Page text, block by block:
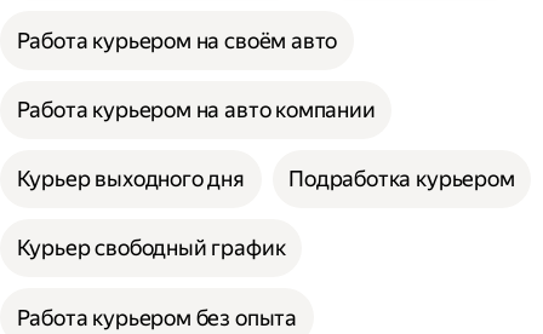
Работа курьером на своём авто
Работа курьером на авто компании
Курьер выходного дня Подработка курьером
Курьер свободный график
Работа курьером без опыта